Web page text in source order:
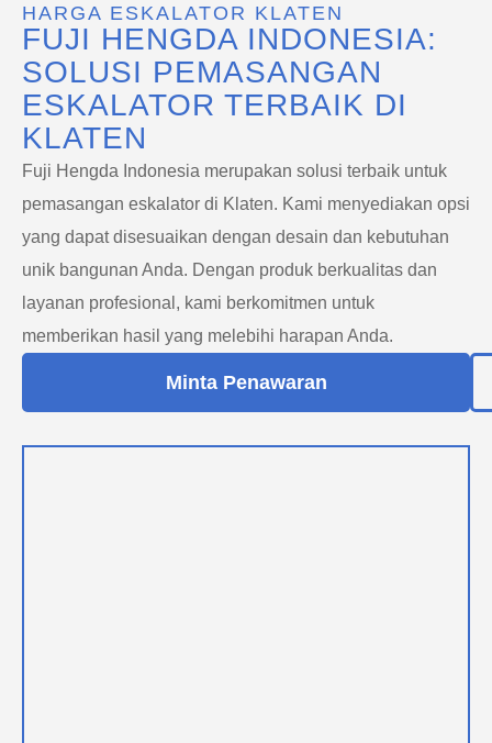
HARGA ESKALATOR KLATEN
FUJI HENGDA INDONESIA:
SOLUSI PEMASANGAN
ESKALATOR TERBAIK DI
KLATEN
Fuji Hengda Indonesia merupakan solusi terbaik untuk
pemasangan eskalator di Klaten. Kami menyediakan opsi
yang dapat disesuaikan dengan desain dan kebutuhan
unik bangunan Anda. Dengan produk berkualitas dan
layanan profesional, kami berkomitmen untuk
memberikan hasil yang melebihi harapan Anda.
Minta Penawaran